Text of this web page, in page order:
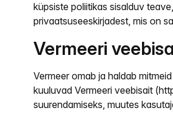
küpsiste poliitikas sisalduv
privaatsuseeskirjadest, mis on
Vermeeri
Vermeer omab ja haldab
kuuluvad Vermeeri veebisait
suurendamiseks, muutes